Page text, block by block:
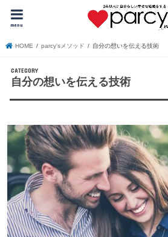
menu
HOME parcy’sメソッド 自分の想いを伝える技術
自分の想いを伝える技術